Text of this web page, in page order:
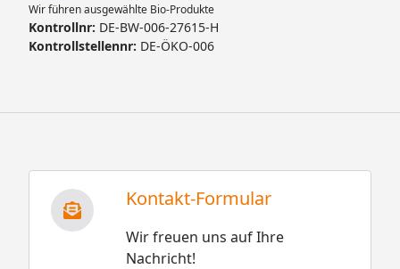
Wir führen ausgewählte Bio-Produkte
Kontrollnr: DE-BW-006-27615-H
Kontrollstellennr: DE-ÖKO-006
Kontakt-Formular
Wir freuen uns auf Ihre
Nachricht!